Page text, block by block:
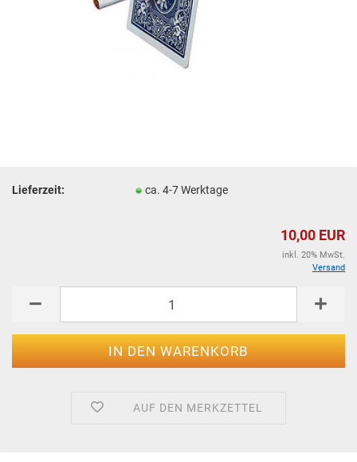
Lieferzeit: ca. 4-7 Werktage
10,00 EUR
inkl. 20% MwSt.
Versand
AUF DEN MERKZETTEL